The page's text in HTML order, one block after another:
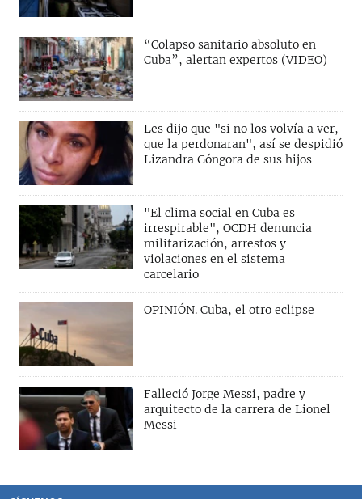
“Colapso sanitario absoluto en
Cuba”, alertan expertos (VIDEO)
Les dijo que "si no los volvía a ver,
que la perdonaran", así se despidió
Lizandra Góngora de sus hijos
"El clima social en Cuba es
irrespirable", OCDH denuncia
militarización, arrestos y
violaciones en el sistema
carcelario
OPINIÓN. Cuba, el otro eclipse
Falleció Jorge Messi, padre y
arquitecto de la carrera de Lionel
Messi